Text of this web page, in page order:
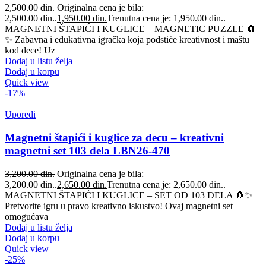
2,500.00din. Originalna cena je bila:
2,500.00 din..1,950.00 din.Trenutna cena je: 1,950.00 din..
MAGNETNI ŠTAPIĆI I KUGLICE – MAGNETIC PUZZLE 🧲
✨ Zabavna i edukativna igračka koja podstiče kreativnost i maštu
kod dece! Uz
Dodaj u listu želja
Dodaj u korpu
Quick view
-17%
Uporedi
Magnetni štapići i kuglice za decu – kreativni
magnetni set 103 dela LBN26-470
3,200.00din. Originalna cena je bila:
3,200.00 din..2,650.00 din.Trenutna cena je: 2,650.00 din..
MAGNETNI ŠTAPIĆI I KUGLICE – SET OD 103 DELA 🧲✨
Pretvorite igru u pravo kreativno iskustvo! Ovaj magnetni set
omogućava
Dodaj u listu želja
Dodaj u korpu
Quick view
-25%